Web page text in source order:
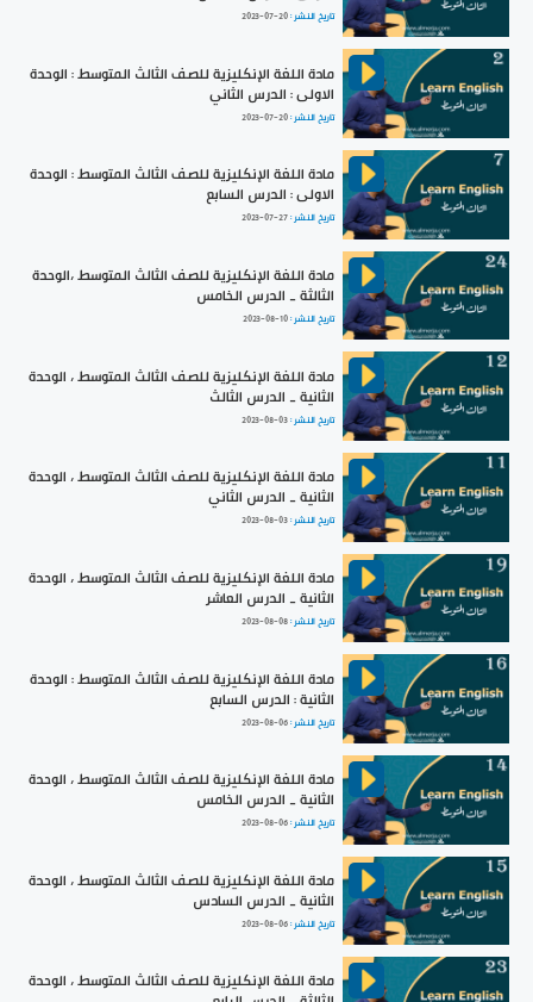
تاريخ النشر :2023-07-20
مادة اللغة الإنكليزية للصف الثالث المتوسط : الوحدة
الاولى : الدرس الثاني
تاريخ النشر :2023-07-20
مادة اللغة الإنكليزية للصف الثالث المتوسط : الوحدة
الاولى : الدرس السابع
تاريخ النشر :2023-07-27
مادة اللغة الإنكليزية للصف الثالث المتوسط ،الوحدة
الثالثة _ الدرس الخامس
تاريخ النشر :2023-08-10
مادة اللغة الإنكليزية للصف الثالث المتوسط ، الوحدة
الثانية _ الدرس الثالث
تاريخ النشر :2023-08-03
مادة اللغة الإنكليزية للصف الثالث المتوسط ، الوحدة
الثانية _ الدرس الثاني
تاريخ النشر :2023-08-03
مادة اللغة الإنكليزية للصف الثالث المتوسط ، الوحدة
الثانية _ الدرس العاشر
تاريخ النشر :2023-08-08
مادة اللغة الإنكليزية للصف الثالث المتوسط : الوحدة
الثانية : الدرس السابع
تاريخ النشر :2023-08-06
مادة اللغة الإنكليزية للصف الثالث المتوسط ، الوحدة
الثانية _ الدرس الخامس
تاريخ النشر :2023-08-06
مادة اللغة الإنكليزية للصف الثالث المتوسط ، الوحدة
الثانية _ الدرس السادس
تاريخ النشر :2023-08-06
مادة اللغة الإنكليزية للصف الثالث المتوسط ، الوحدة